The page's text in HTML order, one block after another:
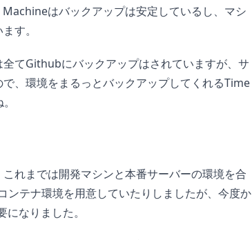
はバックアップは安定しているし、マシ
す。
てGithubにバックアップはされていますが、サ
、環境をまるっとバックアップしてくれるTime
れまでは開発マシンと本番サーバーの環境を合
ンテナ環境を用意していたりしましたが、今度か
なりました。